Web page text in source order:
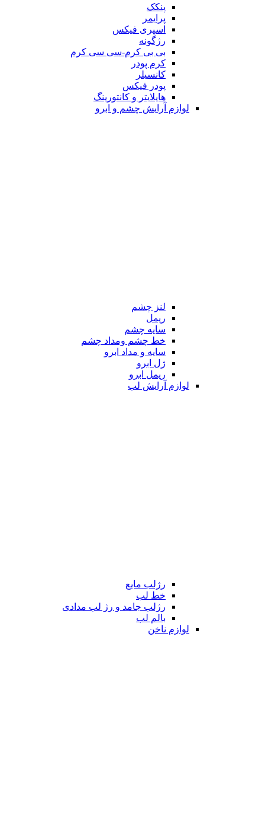
پنکک
پرایمر
اسپری فیکس
رژگونه
بی بی کرم-سی سی کرم
کرم پودر
کانسیلر
پودر فیکس
هایلایتر و کانتورینگ
لوازم آرایش چشم و ابرو
لنز چشم
ریمل
سایه چشم
خط چشم ومداد چشم
سایه و مداد ابرو
ژل ابرو
ریمل ابرو
لوازم آرایش لب
رژلب مایع
خط لب
رژلب جامد و رژ لب مدادی
بالم لب
لوازم ناخن